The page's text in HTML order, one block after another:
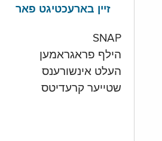
זיין בארעכטיגט פאר
SNAP
הילף פראגראמען
העלט אינשורענס
שטייער קרעדיטס